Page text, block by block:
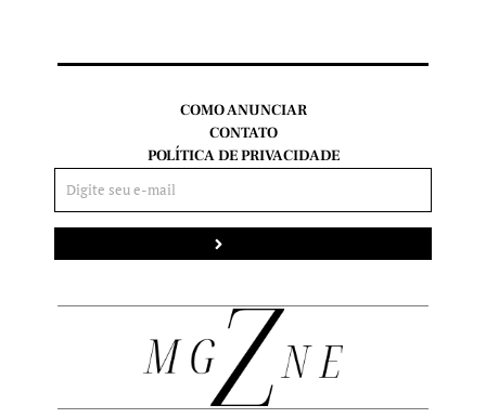
COMO ANUNCIAR
CONTATO
POLÍTICA DE PRIVACIDADE